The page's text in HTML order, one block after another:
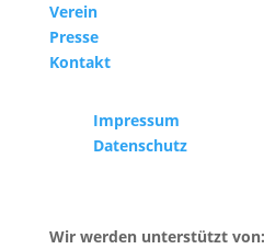
Verein
Presse
Kontakt
Impressum
Datenschutz
Wir werden unterstützt von: